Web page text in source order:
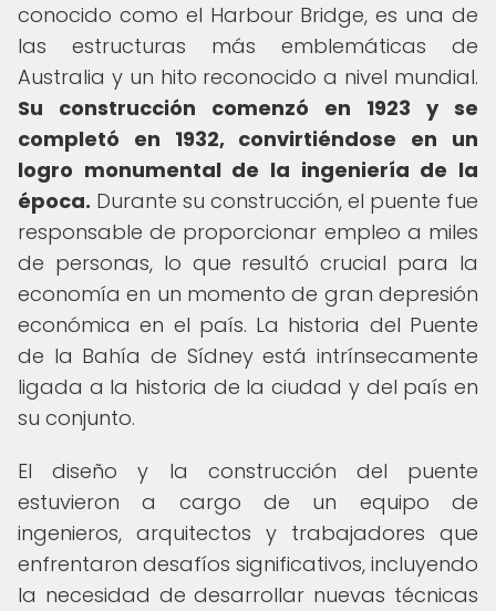
conocido como el Harbour Bridge, es una de
las estructuras más emblemáticas de
Australia y un hito reconocido a nivel mundial.
Su construcción comenzó en 1923 y se
completó en 1932, convirtiéndose en un
logro monumental de la ingeniería de la
época. Durante su construcción, el puente fue
responsable de proporcionar empleo a miles
de personas, lo que resultó crucial para la
economía en un momento de gran depresión
económica en el país. La historia del Puente
de la Bahía de Sídney está intrínsecamente
ligada a la historia de la ciudad y del país en
su conjunto.
El diseño y la construcción del puente
estuvieron a cargo de un equipo de
ingenieros, arquitectos y trabajadores que
enfrentaron desafíos significativos, incluyendo
la necesidad de desarrollar nuevas técnicas